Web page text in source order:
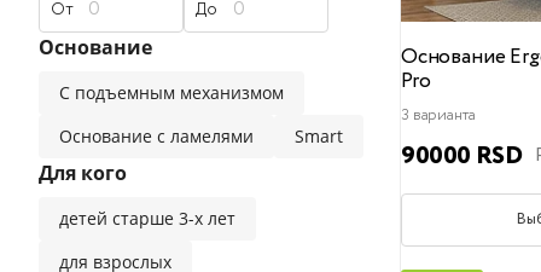
популярные фильтры
Наматрасники Жесткий Средний
От До
Основание
С подъемным механизмом
Основание с ламелями
Smart
Для кого
детей старше 3-х лет
для взрослых
Основание
Pro
3 варианта
90000 RSD